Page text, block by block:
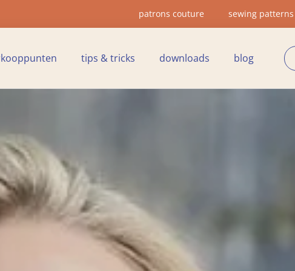
patrons couture sewing patterns
tips & tricks downloads blog